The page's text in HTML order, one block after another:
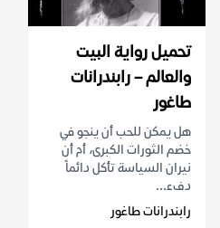
تحميل رواية البيت
والعالم – رابندرانات
طاغور
هل يمكن للحب أن ينجو في
خضم الثورات الكبرى، أم أن
نيران السياسة تأكل دائماً
دفء...
رابندرانات طاغور